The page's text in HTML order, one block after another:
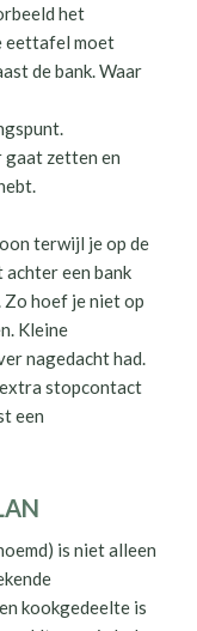
het
eettafel moet
de bank. Waar
gaat zetten en
terwijl je op de
een bank
hoef je niet op
Kleine
nagedacht had.
extra stopcontact
een
is niet alleen
kookgedeelte is